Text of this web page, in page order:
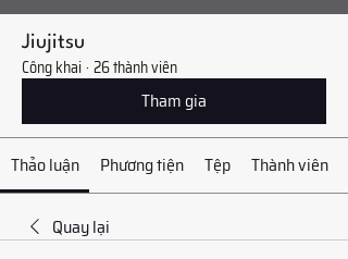
Jiujitsu
Công khai· 26 thành viên
Tham gia
Thảo luận Phương tiện Tệp Thành viên
Quay lại